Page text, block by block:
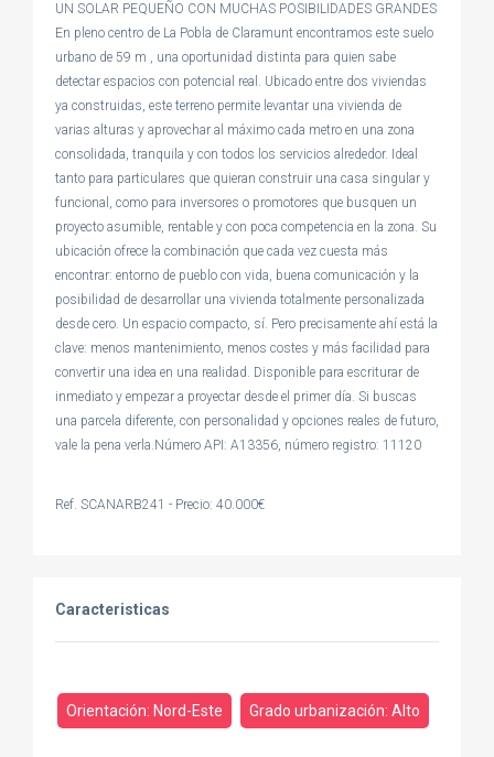
UN SOLAR PEQUEÑO CON MUCHAS POSIBILIDADES GRANDES
En pleno centro de La Pobla de Claramunt encontramos este suelo
urbano de 59 m , una oportunidad distinta para quien sabe
detectar espacios con potencial real. Ubicado entre dos viviendas
ya construidas, este terreno permite levantar una vivienda de
varias alturas y aprovechar al máximo cada metro en una zona
consolidada, tranquila y con todos los servicios alrededor. Ideal
tanto para particulares que quieran construir una casa singular y
funcional, como para inversores o promotores que busquen un
proyecto asumible, rentable y con poca competencia en la zona. Su
ubicación ofrece la combinación que cada vez cuesta más
encontrar: entorno de pueblo con vida, buena comunicación y la
posibilidad de desarrollar una vivienda totalmente personalizada
desde cero. Un espacio compacto, sí. Pero precisamente ahí está la
clave: menos mantenimiento, menos costes y más facilidad para
convertir una idea en una realidad. Disponible para escriturar de
inmediato y empezar a proyectar desde el primer día. Si buscas
una parcela diferente, con personalidad y opciones reales de futuro,
vale la pena verla.Número API: A13356, número registro: 11120
Ref. SCANARB241 - Precio: 40.000€
Caracteristicas
Orientación: Nord-Este Grado urbanización: Alto